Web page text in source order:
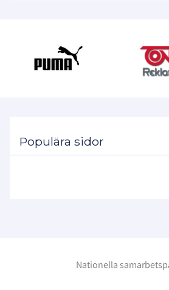
Populära sidor
Nationella